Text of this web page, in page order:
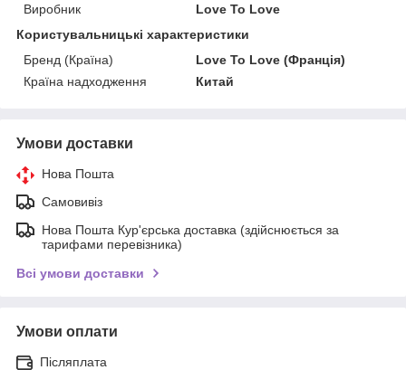
Виробник
Love To Love
Користувальницькі характеристики
Бренд (Країна)
Love To Love (Франція)
Країна надходження
Китай
Умови доставки
Нова Пошта
Самовивіз
Нова Пошта Кур'єрська доставка (здійснюється за
тарифами перевізника)
Всі умови доставки
Умови оплати
Післяплата